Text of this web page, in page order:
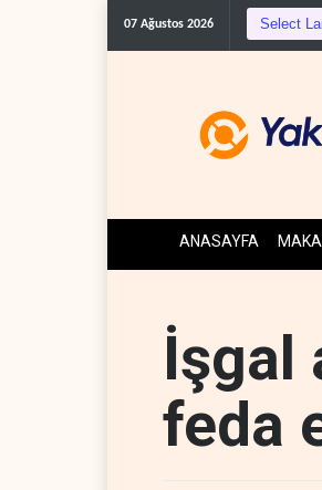
07 Ağustos 2026
ANASAYFA
İşgal
feda